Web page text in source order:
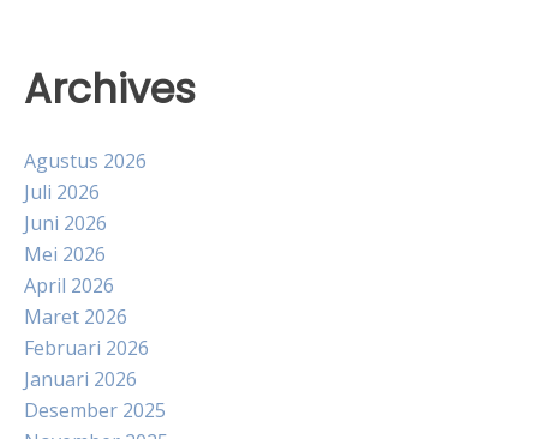
Archives
Agustus 2026
Juli 2026
Juni 2026
Mei 2026
April 2026
Maret 2026
Februari 2026
Januari 2026
Desember 2025